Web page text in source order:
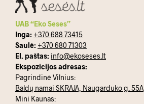
UAB “Eko Seses”
Inga: +370 688 73415
Saulė: +370 680 71303
El. paštas: info@ekoseses.lt
Ekspozicijos adresas:
Pagrindinė Vilnius:
Baldų namai SKRAJA, Naugarduko g. 55A
Mini Kaunas: